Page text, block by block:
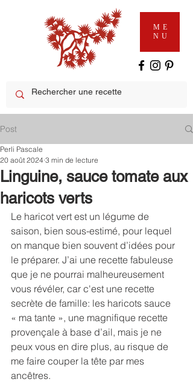
ME
NU
Post
Linguine, sauce tomate aux
haricots verts
Perli Pascale
20 août 2024 3 min de lecture
Le haricot vert est un légume de
saison, bien sous-estimé, pour lequel
on manque bien souvent d’idées pour
le préparer. J’ai une recette fabuleuse
que je ne pourrai malheureusement
vous révéler, car c'est une recette
secrète de famille: les haricots sauce
« ma tante », une magnifique recette
provençale à base d’ail, mais je ne
peux vous en dire plus, au risque de
me faire couper la tête par mes
ancêtres.